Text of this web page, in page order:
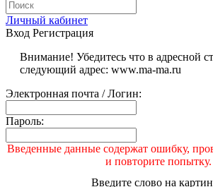
Личный кабинет
Вход Регистрация
Внимание! Убедитесь что в адресной
следующий адрес: www.ma-ma.ru
Электронная почта / Логин:
Пароль:
Введенные данные содержат ошибку,
и повторите попытку.
Введите слово на